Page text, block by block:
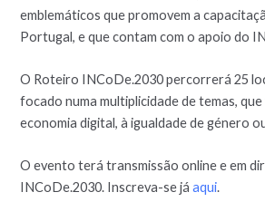
emblemáticos que promovem a
Portugal, e que contam com o apoio do
O Roteiro INCoDe.2030 percorrerá 25
focado numa multiplicidade de temas, que
economia digital, à igualdade de género
O evento terá transmissão online e em
INCoDe.2030. Inscreva-se jáaqui.